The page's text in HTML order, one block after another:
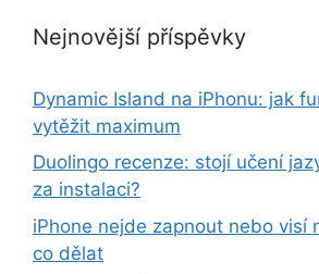
Nejnovější příspěvky
Dynamic Island na iPhonu: jak
vytěžit maximum
Duolingo recenze: stojí učení
za instalaci?
iPhone nejde zapnout nebo visí
co dělat